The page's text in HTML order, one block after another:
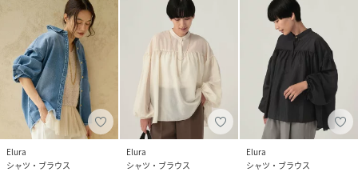
Elura
シャツ・ブラウス
Elura
シャツ・ブラウス
Elura
シャツ・ブラウス